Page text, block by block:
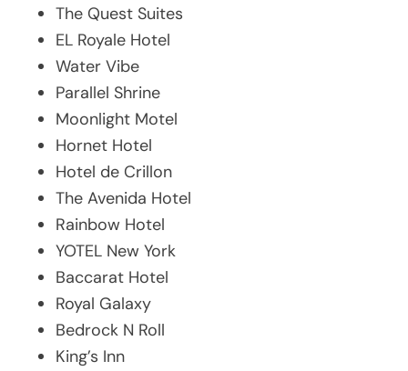
The Quest Suites
EL Royale Hotel
Water Vibe
Parallel Shrine
Moonlight Motel
Hornet Hotel
Hotel de Crillon
The Avenida Hotel
Rainbow Hotel
YOTEL New York
Baccarat Hotel
Royal Galaxy
Bedrock N Roll
King’s Inn